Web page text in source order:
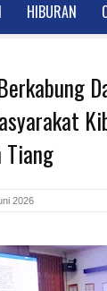
HIBURAN
Tiang
2026